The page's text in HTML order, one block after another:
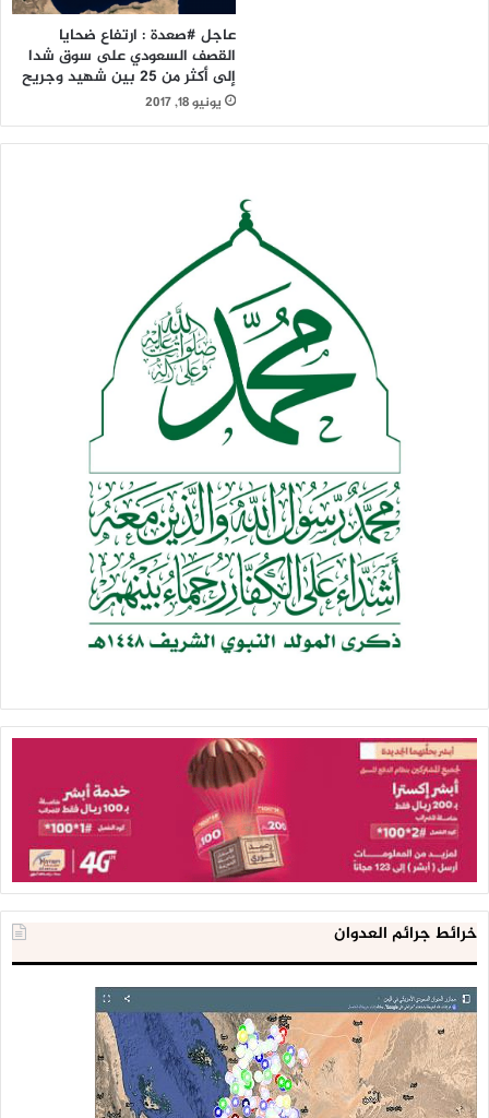
عاجل #صعدة : ارتفاع ضحايا
القصف السعودي على سوق شدا
إلى أكثر من 25 بين شهيد وجريح
يونيو 18, 2017
خرائط جرائم العدوان